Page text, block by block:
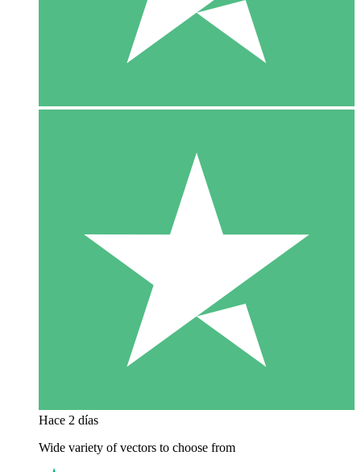
Hace 2 días
Wide variety of vectors to choose from